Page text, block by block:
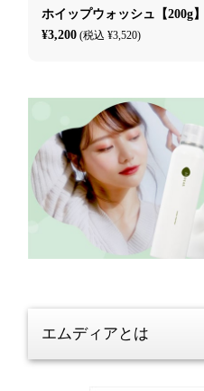
ホイップウォッシュ【200g】
¥3,200 (税込 ¥3,520)
エムディアとは